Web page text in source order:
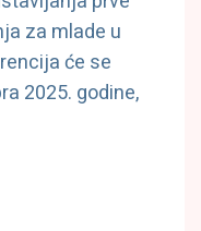
za mlade u
će se
2025. godine,